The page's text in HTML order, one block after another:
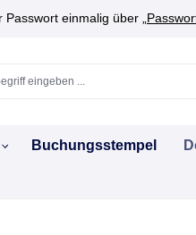
einmalig über „
Buchungsstempel